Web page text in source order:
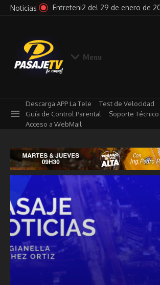
Saltar al contenido
Noticias
2026 Pensando en Voz Alta del 29
Menu
Descarga APP La Tele
Test de Velocidad
Guía de Control Parental
Soporte Técnico
Acceso a WebMail